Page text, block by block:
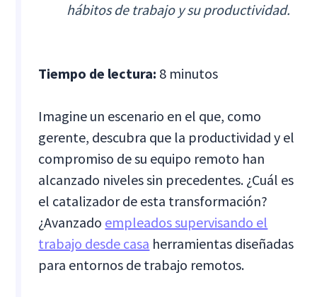
hábitos de trabajo y su productividad.
Tiempo de lectura: 8 minutos
Imagine un escenario en el que, como
gerente, descubra que la productividad y el
compromiso de su equipo remoto han
alcanzado niveles sin precedentes. ¿Cuál es
el catalizador de esta transformación?
¿Avanzado empleados supervisando el
trabajo desde casa herramientas diseñadas
para entornos de trabajo remotos.